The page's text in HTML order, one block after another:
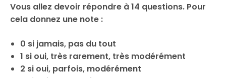
Vous allez devoir répondre à 14 questions. Pour
cela donnez une note :
0 si jamais, pas du tout
1 si oui, très rarement, très modérément
2 si oui, parfois, modérément